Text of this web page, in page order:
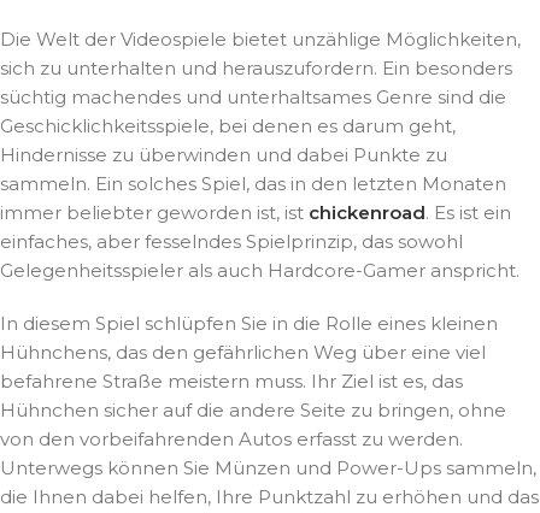
Die Welt der Videospiele bietet unzählige Möglichkeiten,
sich zu unterhalten und herauszufordern. Ein besonders
süchtig machendes und unterhaltsames Genre sind die
Geschicklichkeitsspiele, bei denen es darum geht,
Hindernisse zu überwinden und dabei Punkte zu
sammeln. Ein solches Spiel, das in den letzten Monaten
immer beliebter geworden ist, ist chickenroad. Es ist ein
einfaches, aber fesselndes Spielprinzip, das sowohl
Gelegenheitsspieler als auch Hardcore-Gamer anspricht.
In diesem Spiel schlüpfen Sie in die Rolle eines kleinen
Hühnchens, das den gefährlichen Weg über eine viel
befahrene Straße meistern muss. Ihr Ziel ist es, das
Hühnchen sicher auf die andere Seite zu bringen, ohne
von den vorbeifahrenden Autos erfasst zu werden.
Unterwegs können Sie Münzen und Power-Ups sammeln,
die Ihnen dabei helfen, Ihre Punktzahl zu erhöhen und das